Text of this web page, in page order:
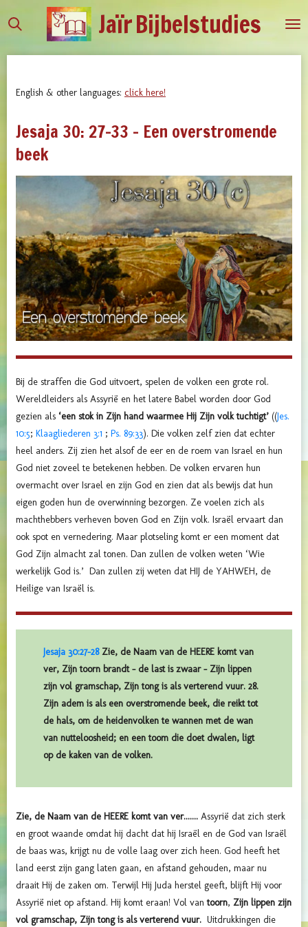
direct
JaïrBijbelstudies
English & other languages: click here!
Jesaja 30: 27-33 - Een overstromende
beek
Bij de straffen die God uitvoert, spelen de volken een grote rol.
Wereldleiders als Assyrië en het latere Babel worden door God
gezien als ‘een stok in Zijn hand waarmee Hij Zijn volk tuchtigt’ ((Jes.
10:5; Klaagliederen 3:1 ; Ps. 89:33). Die volken zelf zien dat echter
heel anders. Zij zien het alsof de eer en de roem van Israel en hun
God niet zoveel te betekenen hebben. De volken ervaren hun
overmacht over Israel en zijn God en zien dat als bewijs dat hun
eigen goden hun de overwinning bezorgen. Ze voelen zich als
machthebbers verheven boven God en Zijn volk. Israël ervaart dan
ook spot en vernedering. Maar plotseling komt er een moment dat
God Zijn almacht zal tonen. Dan zullen de volken weten ‘Wie
werkelijk God is.’ Dan zullen zij weten dat HIJ de YAHWEH, de
Heilige van Israël is.
Jesaja 30:27-28Zie, de Naam van de HEERE komt van
ver, Zijn toorn brandt – de last is zwaar – Zijn lippen
zijn vol gramschap, Zijn tong is als verterend vuur. 28.
Zijn adem is als een overstromende beek, die reikt tot
de hals, om de heidenvolken te wannen met de wan
van nutteloosheid; en een toom die doet dwalen, ligt
op de kaken van de volken.
Zie, de Naam van de HEERE komt van ver....... Assyrië dat zich sterk
en groot waande omdat hij dacht dat hij Israël en de God van Israël
de baas was, krijgt nu de volle laag over zich heen. God heeft het
land eerst zijn gang laten gaan, en afstand gehouden, maar nu
draait Hij de zaken om. Terwijl Hij Juda herstel geeft, blijft Hij voor
Assyrië niet op afstand. Hij komt eraan! Vol vantoorn, Zijn lippen zijn
vol gramschap, Zijn tong is als verterend vuur. Uitdrukkingen die